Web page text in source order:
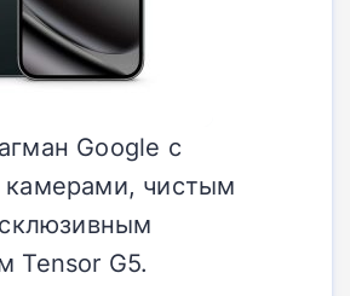
Google с
чистым
Tensor G5.